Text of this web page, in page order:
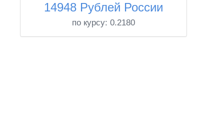
14948 Рублей России
по курсу: 0.2180